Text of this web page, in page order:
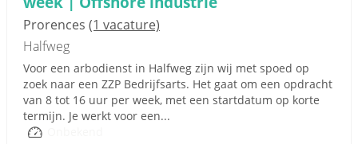
Prorences (1 vacature)
Halfweg
Voor een arbodienst in Halfweg zijn wij met spoed op
zoek naar een ZZP Bedrijfsarts. Het gaat om een opdracht
van 8 tot 16 uur per week, met een startdatum op korte
termijn. Je werkt voor een...